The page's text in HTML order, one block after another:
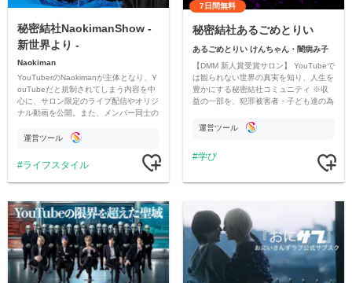
秘密結社NaokimanShow -
新世界より -
Naokiman
YouTuberのNaokimanが主体となり、Y
ouTubeだと規制されてしまう内容を中
心に、サロン限定のライブ配信やオリジ
ナル動画を公開。また、メンバー同士の
ただいています。
運営ツール
ライフスタイル
7日間無料
秘密結社あるごめとりい
あるごめとりい けんちゃん・闇病み子
【DMM 新人賞受賞サロン】 YouTubeで
は観られない世界の真実を知り、人生を
豊かにする秘密結社コミュニティ ※収
益の一部を、犯罪被害者・子ども達の為
す運営ツール
学び